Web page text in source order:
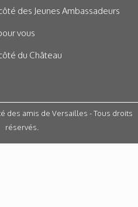
des Jeunes Ambassadeurs
vous
du Château
des amis de Versailles - Tous droits
réservés.